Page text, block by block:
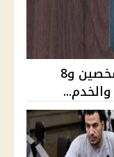
إسقاط الجنسية المصرية عن شخصين و8